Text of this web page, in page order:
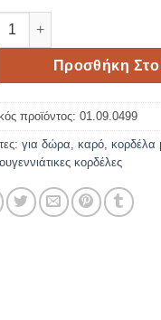
κορδέλα
Προσθήκη
προϊόντος: 01.09.0499
για δώρα καρό κορδέλα
κορδέλες